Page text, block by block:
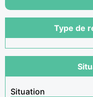
Type de
Situation